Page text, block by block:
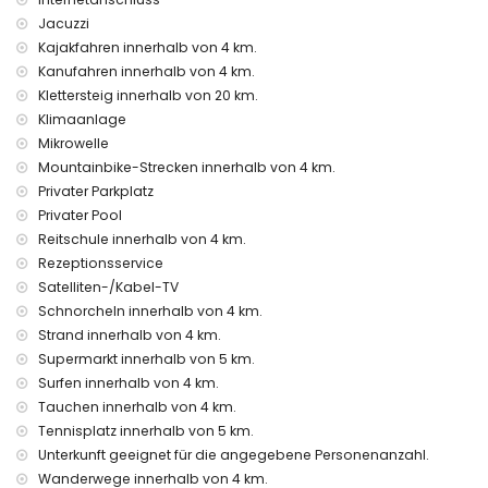
Internet (WiFi)
Bügeleisen und Bügelbrett
Bettwäsche und Handtücher
Rezeption und 24-Stunden-Notdienst
Zentralheizung
Einrichtungen und Dienstleistungen gegen Aufpreis
Außen-Whirlpool
zusätzliches Bett und Kinderbett/Kinderreisebett (auf
Anfrage)
in Benitachell, Costa Blanca
Bar (innerhalb von 5 Kilometern vom Haus)
Sehenswürdigkeiten und Kultur in Benitachell, Costa Blanca
Architektonisches Gebäude (Historisches Dorf, Benitachell),
historischer Ort (Historisches Dorf und Benitachell)
(innerhalb von 5 Kilometern von der Unterkunft)
Museum (Historisches Dorf, Javea), Kirche (Pfarrei Santa Mª
Magdalena, Benitachell), Burg (Teulada-Moraira Burg),
Ruine (Turm des Goldenen Kaps) und Denkmal (Teulada-
Moraira Burg) (innerhalb von 10 Kilometern von der
Jacuzzi
Kajakfahren innerhalb von 4 km.
Kanufahren innerhalb von 4 km.
Klettersteig innerhalb von 20 km.
Klimaanlage
Mikrowelle
Mountainbike-Strecken innerhalb von 4 km.
Privater Parkplatz
Privater Pool
Reitschule innerhalb von 4 km.
Rezeptionsservice
Satelliten-/Kabel-TV
Schnorcheln innerhalb von 4 km.
Strand innerhalb von 4 km.
Supermarkt innerhalb von 5 km.
Surfen innerhalb von 4 km.
Tauchen innerhalb von 4 km.
Tennisplatz innerhalb von 5 km.
Unterkunft geeignet für die angegebene Personenanzahl.
Wanderwege innerhalb von 4 km.